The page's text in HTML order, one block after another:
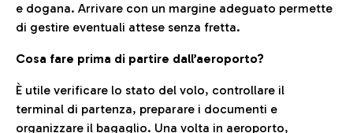
e dogana. Arrivare con un margine adeguato permette
di gestire eventuali attese senza fretta.
Cosa fare prima di partire dall’aeroporto?
È utile verificare lo stato del volo, controllare il
terminal di partenza, preparare i documenti e
organizzare il bagaglio. Una volta in aeroporto,